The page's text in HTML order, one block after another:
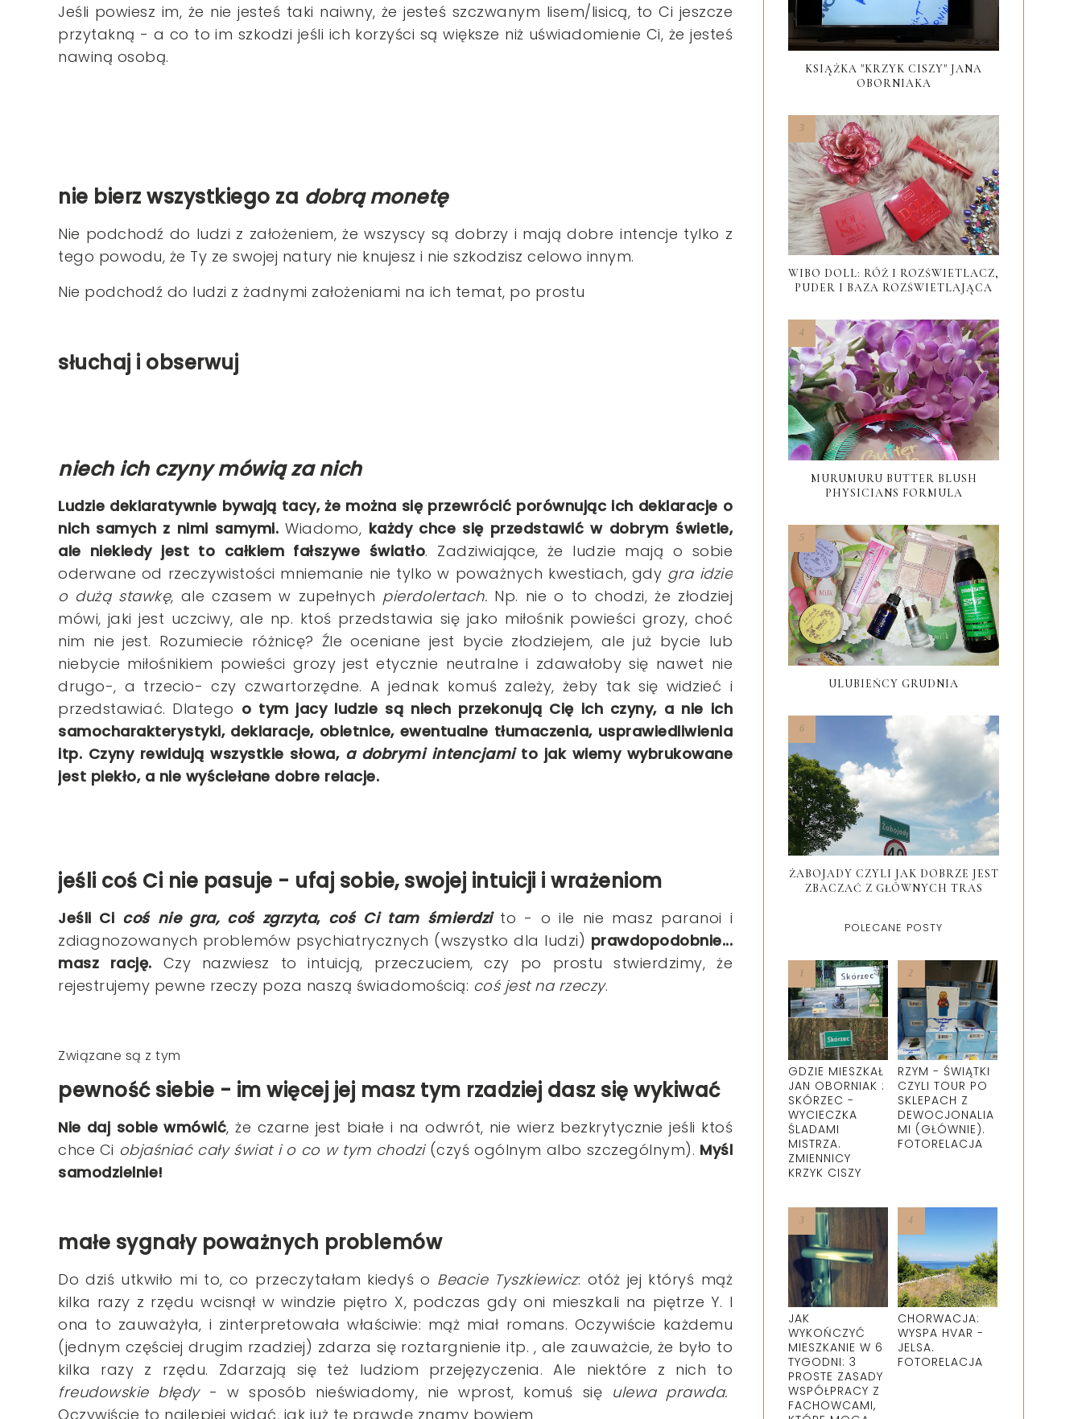
Jeśli powiesz im, że nie jesteś taki naiwny, że jesteś szczwanym lisem/lisicą, to Ci jeszcze
przytakną - a co to im szkodzi jeśli ich korzyści są większe niż uświadomienie Ci, że jesteś
nawiną osobą.
nie bierz wszystkiego za dobrą monetę
Nie podchodź do ludzi z założeniem, że wszyscy są dobrzy i mają dobre intencje tylko z
tego powodu, że Ty ze swojej natury nie knujesz i nie szkodzisz celowo innym.
Nie podchodź do ludzi z żadnymi założeniami na ich temat, po prostu
słuchaj i obserwuj
niech ich czyny mówią za nich
Ludzie deklaratywnie bywają tacy, że można się przewrócić porównując ich deklaracje o
nich samych z nimi samymi. Wiadomo, każdy chce się przedstawić w dobrym świetle,
ale niekiedy jest to całkiem fałszywe światło. Zadziwiające, że ludzie mają o sobie
oderwane od rzeczywistości mniemanie nie tylko w poważnych kwestiach, gdy gra idzie
o dużą stawkę, ale czasem w zupełnych pierdolertach. Np. nie o to chodzi, że złodziej
mówi, jaki jest uczciwy, ale np. ktoś przedstawia się jako miłośnik powieści grozy, choć
nim nie jest. Rozumiecie różnicę? Źle oceniane jest bycie złodziejem, ale już bycie lub
niebycie miłośnikiem powieści grozy jest etycznie neutralne i zdawałoby się nawet nie
drugo-, a trzecio- czy czwartorzędne. A jednak komuś zależy, żeby tak się widzieć i
przedstawiać. Dlatego o tym jacy ludzie są niech przekonują Cię ich czyny, a nie ich
samocharakterystyki, deklaracje, obietnice, ewentualne tłumaczenia, usprawiedliwienia
itp. Czyny rewidują wszystkie słowa, a dobrymi intencjamito jak wiemy wybrukowane
jest piekło, a nie wyściełane dobre relacje.
jeśli coś Ci nie pasuje - ufaj sobie, swojej intuicji i wrażeniom
Jeśli Ci coś nie gra, coś zgrzyta, coś Ci tam śmierdzi to - o ile nie masz paranoi i
zdiagnozowanych problemów psychiatrycznych (wszystko dla ludzi) prawdopodobnie...
masz rację. Czy nazwiesz to intuicją, przeczuciem, czy po prostu stwierdzimy, że
rejestrujemy pewne rzeczy poza naszą świadomością: coś jest na rzeczy.
Związane są z tym
pewność siebie - im więcej jej masz tym rzadziej dasz się wykiwać
Nie daj sobie wmówić, że czarne jest białe i na odwrót, nie wierz bezkrytycznie jeśli ktoś
chce Ci objaśniać cały świat i o co w tym chodzi (czyś ogólnym albo szczególnym). Myśl
samodzielnie!
małe sygnały poważnych problemów
Do dziś utkwiło mi to, co przeczytałam kiedyś o Beacie Tyszkiewicz: otóż jej któryś mąż
kilka razy z rzędu wcisnął w windzie piętro X, podczas gdy oni mieszkali na piętrze Y. I
ona to zauważyła, i zinterpretowała właściwie: mąż miał romans. Oczywiście każdemu
(jednym częściej drugim rzadziej) zdarza się roztargnienie itp. , ale zauważcie, że było to
kilka razy z rzędu. Zdarzają się też ludziom przejęzyczenia. Ale niektóre z nich to
freudowskie błędy- w sposób nieświadomy, nie wprost, komuś się ulewa prawda.
Oczywiście to najlepiej widać, jak już tę prawdę znamy bowiem
KSIĄŻKA "KRZYK CISZY" JANA
OBORNIAKA
WIBO DOLL: RÓŻ I ROZŚWIETLACZ,
PUDER I BAZA ROZŚWIETLAJĄCA
MURUMURU BUTTER BLUSH
PHYSICIANS FORMULA
ULUBIEŃCY GRUDNIA
ŻABOJADY CZYLI JAK DOBRZE JEST
ZBACZAĆ Z GŁÓWNYCH TRAS
POLECANE POSTY
GDZIE MIESZKAŁ
JAN OBORNIAK :
SKÓRZEC -
WYCIECZKA
ŚLADAMI
MISTRZA.
ZMIENNICY
KRZYK CISZY
RZYM - ŚWIĄTKI
CZYLI TOUR PO
SKLEPACH Z
DEWOCJONALIA
MI (GŁÓWNIE).
FOTORELACJA
JAK
WYKOŃCZYĆ
MIESZKANIE W 6
TYGODNI: 3
PROSTE ZASADY
WSPÓŁPRACY Z
FACHOWCAMI,
CHORWACJA:
WYSPA HVAR -
JELSA.
FOTORELACJA